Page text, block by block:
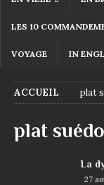
LES 10
VOYAGE IN
ACCUEIL plat
plat
La
27